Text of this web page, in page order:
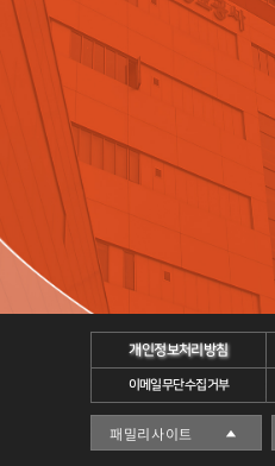
개인정보처리방침
이메일무단수집거부